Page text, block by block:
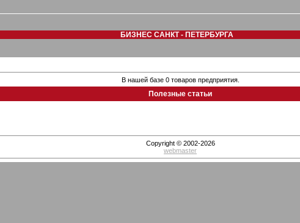
БИЗНЕС САНКТ - ПЕТЕРБУРГА
В нашей базе 0 товаров предприятия.
Полезные статьи
Copyright © 2002-2026
webmaster